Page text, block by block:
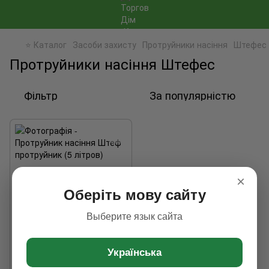
⭐ Каталог Засоби захисту Протруйники насіння Штефес
Протруйники насіння Штефес
Фільтр За популярністю
Протруйник насіння Штеф
протруйник (5 літрів)
×
Оберіть мову сайту
Выберите язык сайта
Українська